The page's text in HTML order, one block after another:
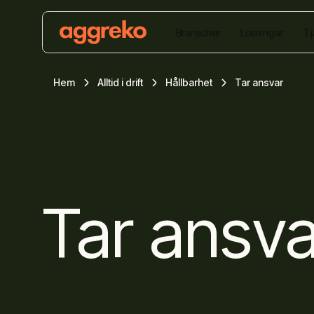
Hem Alltid i drift Hållbarhet Tar ansvar
Tar